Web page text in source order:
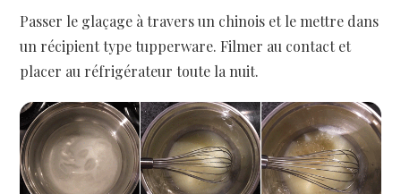
Passer le glaçage à travers un chinois et le mettre dans
un récipient type tupperware. Filmer au contact et
placer au réfrigérateur toute la nuit.